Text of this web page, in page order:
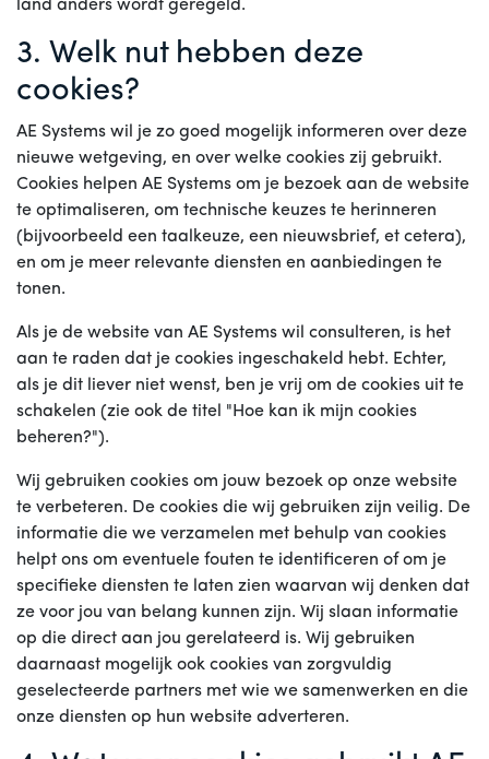
land anders wordt geregeld.
3. Welk nut hebben deze
cookies?
AE Systems wil je zo goed mogelijk informeren over deze
nieuwe wetgeving, en over welke cookies zij gebruikt.
Cookies helpen AE Systems om je bezoek aan de website
te optimaliseren, om technische keuzes te herinneren
(bijvoorbeeld een taalkeuze, een nieuwsbrief, et cetera),
en om je meer relevante diensten en aanbiedingen te
tonen.
Als je de website van AE Systems wil consulteren, is het
aan te raden dat je cookies ingeschakeld hebt. Echter,
als je dit liever niet wenst, ben je vrij om de cookies uit te
schakelen (zie ook de titel "Hoe kan ik mijn cookies
beheren?").
Wij gebruiken cookies om jouw bezoek op onze website
te verbeteren. De cookies die wij gebruiken zijn veilig. De
informatie die we verzamelen met behulp van cookies
helpt ons om eventuele fouten te identificeren of om je
specifieke diensten te laten zien waarvan wij denken dat
ze voor jou van belang kunnen zijn. Wij slaan informatie
op die direct aan jou gerelateerd is. Wij gebruiken
daarnaast mogelijk ook cookies van zorgvuldig
geselecteerde partners met wie we samenwerken en die
onze diensten op hun website adverteren.